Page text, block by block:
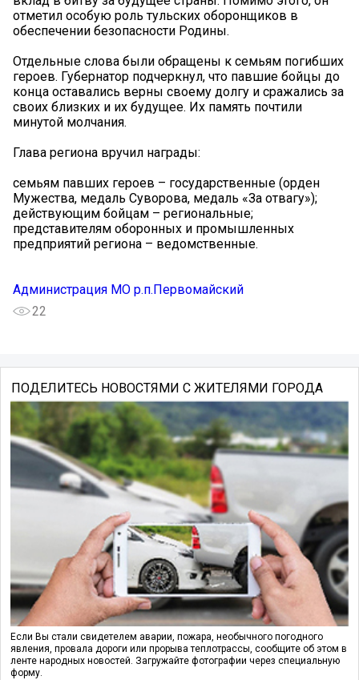
отметил особую роль тульских оборонщиков в
обеспечении безопасности Родины.
Отдельные слова были обращены к семьям погибших
героев. Губернатор подчеркнул, что павшие бойцы до
конца оставались верны своему долгу и сражались за
своих близких и их будущее. Их память почтили
минутой молчания.
Глава региона вручил награды:
семьям павших героев – государственные (орден
Мужества, медаль Суворова, медаль «За отвагу»);
действующим бойцам – региональные;
представителям оборонных и промышленных
предприятий региона – ведомственные.
Администрация МО р.п.Первомайский
22
ПОДЕЛИТЕСЬ НОВОСТЯМИ С ЖИТЕЛЯМИ ГОРОДА
Если Вы стали свидетелем аварии, пожара, необычного погодного
явления, провала дороги или прорыва теплотрассы, сообщите об этом в
ленте народных новостей. Загружайте фотографии через специальную
форму.